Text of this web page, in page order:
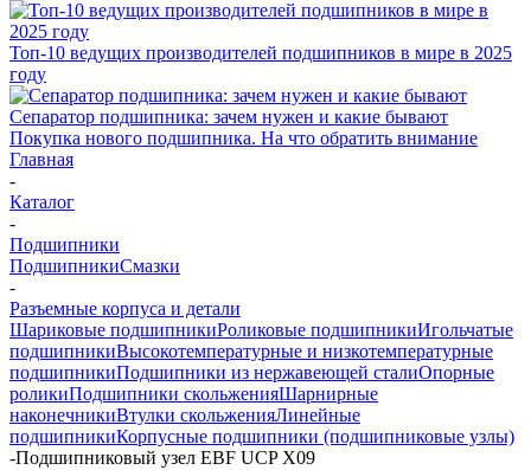
Топ-10 ведущих производителей подшипников в мире в 2025
году
Сепаратор подшипника: зачем нужен и какие бывают
Покупка нового подшипника. На что обратить внимание
Главная
-
Каталог
-
Подшипники
ПодшипникиСмазки
-
Разъемные корпуса и детали
Шариковые подшипникиРоликовые подшипникиИгольчатые
подшипникиВысокотемпературные и низкотемпературные
подшипникиПодшипники из нержавеющей сталиОпорные
роликиПодшипники скольженияШарнирные
наконечникиВтулки скольженияЛинейные
подшипникиКорпусные подшипники (подшипниковые узлы)
-Подшипниковый узел EBF UCP X09